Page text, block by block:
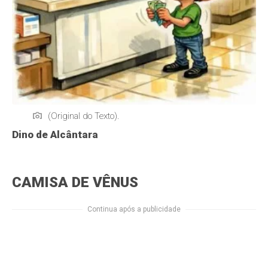
(Original do Texto).
Dino de Alcântara
CAMISA DE VÊNUS
Continua após a publicidade